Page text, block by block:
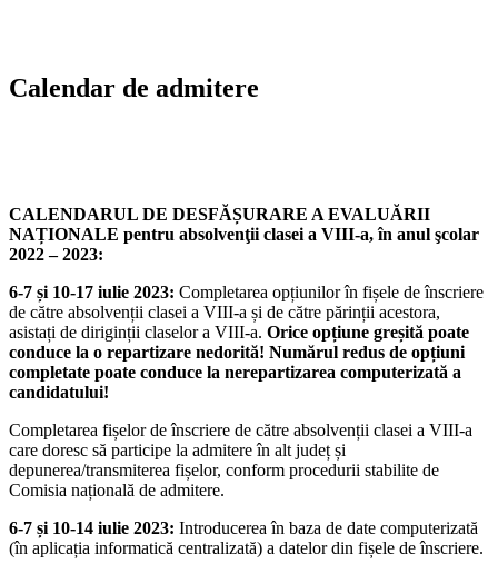
Calendar de admitere
CALENDARUL DE DESFĂȘURARE A EVALUĂRII
NAȚIONALE pentru absolvenţii clasei a VIII-a, în anul şcolar
2022 – 2023:
6-7 și 10-17 iulie 2023: Completarea opțiunilor în fișele de înscriere
de către absolvenții clasei a VIII-a și de către părinții acestora,
asistați de diriginții claselor a VIII-a. Orice opțiune greșită poate
conduce la o repartizare nedorită! Numărul redus de opțiuni
completate poate conduce la nerepartizarea computerizată a
candidatului!
Completarea fișelor de înscriere de către absolvenții clasei a VIII-a
care doresc să participe la admitere în alt județ și
depunerea/transmiterea fișelor, conform procedurii stabilite de
Comisia națională de admitere.
6-7 și 10-14 iulie 2023: Introducerea în baza de date computerizată
(în aplicația informatică centralizată) a datelor din fișele de înscriere.